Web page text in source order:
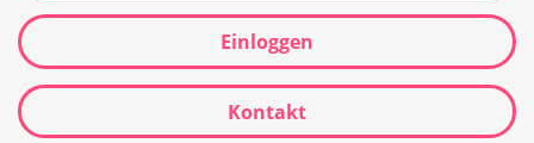
Einloggen
Kontakt